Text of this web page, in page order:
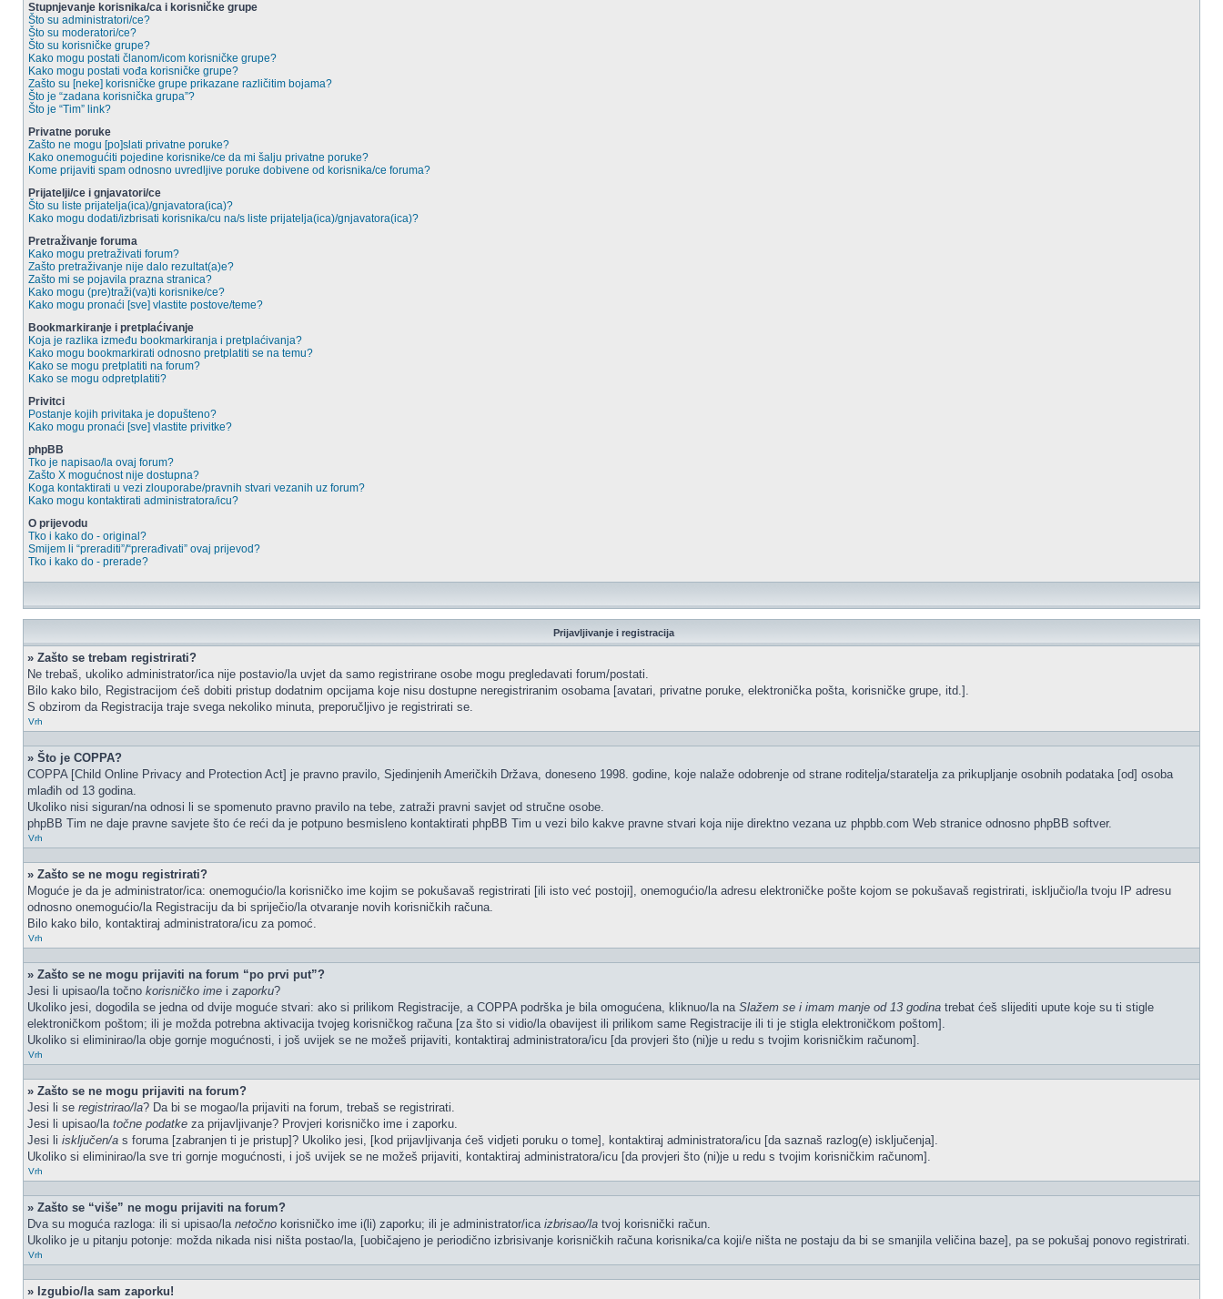
Stupnjevanje korisnika/ca i korisničke grupe
Što su administratori/ce?
Što su moderatori/ce?
Što su korisničke grupe?
Kako mogu postati članom/icom korisničke grupe?
Kako mogu postati vođa korisničke grupe?
Zašto su [neke] korisničke grupe prikazane različitim bojama?
Što je “zadana korisnička grupa”?
Što je “Tim” link?
Privatne poruke
Zašto ne mogu [po]slati privatne poruke?
Kako onemogućiti pojedine korisnike/ce da mi šalju privatne poruke?
Kome prijaviti spam odnosno uvredljive poruke dobivene od korisnika/ce foruma?
Prijatelji/ce i gnjavatori/ce
Što su liste prijatelja(ica)/gnjavatora(ica)?
Kako mogu dodati/izbrisati korisnika/cu na/s liste prijatelja(ica)/gnjavatora(ica)?
Pretraživanje foruma
Kako mogu pretraživati forum?
Zašto pretraživanje nije dalo rezultat(a)e?
Zašto mi se pojavila prazna stranica?
Kako mogu (pre)traži(va)ti korisnike/ce?
Kako mogu pronaći [sve] vlastite postove/teme?
Bookmarkiranje i pretplaćivanje
Koja je razlika između bookmarkiranja i pretplaćivanja?
Kako mogu bookmarkirati odnosno pretplatiti se na temu?
Kako se mogu pretplatiti na forum?
Kako se mogu odpretplatiti?
Privitci
Postanje kojih privitaka je dopušteno?
Kako mogu pronaći [sve] vlastite privitke?
phpBB
Tko je napisao/la ovaj forum?
Zašto X mogućnost nije dostupna?
Koga kontaktirati u vezi zlouporabe/pravnih stvari vezanih uz forum?
Kako mogu kontaktirati administratora/icu?
O prijevodu
Tko i kako do - original?
Smijem li “preraditi”/“prerađivati” ovaj prijevod?
Tko i kako do - prerade?
Prijavljivanje i registracija
» Zašto se trebam registrirati?
Ne trebaš, ukoliko administrator/ica nije postavio/la uvjet da samo registrirane osobe mogu pregledavati forum/postati.
Bilo kako bilo, Registracijom ćeš dobiti pristup dodatnim opcijama koje nisu dostupne neregistriranim osobama [avatari, privatne poruke, elektronička pošta, korisničke grupe, itd.].
S obzirom da Registracija traje svega nekoliko minuta, preporučljivo je registrirati se.
Vrh
» Što je COPPA?
COPPA [Child Online Privacy and Protection Act] je pravno pravilo, Sjedinjenih Američkih Država, doneseno 1998. godine, koje nalaže odobrenje od strane roditelja/staratelja za prikupljanje osobnih podataka [od] osoba
mlađih od 13 godina.
Ukoliko nisi siguran/na odnosi li se spomenuto pravno pravilo na tebe, zatraži pravni savjet od stručne osobe.
phpBB Tim ne daje pravne savjete što će reći da je potpuno besmisleno kontaktirati phpBB Tim u vezi bilo kakve pravne stvari koja nije direktno vezana uz phpbb.com Web stranice odnosno phpBB softver.
Vrh
» Zašto se ne mogu registrirati?
Moguće je da je administrator/ica: onemogućio/la korisničko ime kojim se pokušavaš registrirati [ili isto već postoji], onemogućio/la adresu elektroničke pošte kojom se pokušavaš registrirati, isključio/la tvoju IP adresu
odnosno onemogućio/la Registraciju da bi spriječio/la otvaranje novih korisničkih računa.
Bilo kako bilo, kontaktiraj administratora/icu za pomoć.
Vrh
» Zašto se ne mogu prijaviti na forum “po prvi put”?
Jesi li upisao/la točno korisničko ime i zaporku?
Ukoliko jesi, dogodila se jedna od dvije moguće stvari: ako si prilikom Registracije, a COPPA podrška je bila omogućena, kliknuo/la na Slažem se i imam manje od 13 godina trebat ćeš slijediti upute koje su ti stigle
elektroničkom poštom; ili je možda potrebna aktivacija tvojeg korisničkog računa [za što si vidio/la obavijest ili prilikom same Registracije ili ti je stigla elektroničkom poštom].
Ukoliko si eliminirao/la obje gornje mogućnosti, i još uvijek se ne možeš prijaviti, kontaktiraj administratora/icu [da provjeri što (ni)je u redu s tvojim korisničkim računom].
Vrh
» Zašto se ne mogu prijaviti na forum?
Jesi li se registrirao/la? Da bi se mogao/la prijaviti na forum, trebaš se registrirati.
Jesi li upisao/la točne podatke za prijavljivanje? Provjeri korisničko ime i zaporku.
Jesi li isključen/a s foruma [zabranjen ti je pristup]? Ukoliko jesi, [kod prijavljivanja ćeš vidjeti poruku o tome], kontaktiraj administratora/icu [da saznaš razlog(e) isključenja].
Ukoliko si eliminirao/la sve tri gornje mogućnosti, i još uvijek se ne možeš prijaviti, kontaktiraj administratora/icu [da provjeri što (ni)je u redu s tvojim korisničkim računom].
Vrh
» Zašto se “više” ne mogu prijaviti na forum?
Dva su moguća razloga: ili si upisao/la netočno korisničko ime i(li) zaporku; ili je administrator/ica izbrisao/la tvoj korisnički račun.
Ukoliko je u pitanju potonje: možda nikada nisi ništa postao/la, [uobičajeno je periodično izbrisivanje korisničkih računa korisnika/ca koji/e ništa ne postaju da bi se smanjila veličina baze], pa se pokušaj ponovo registrirati.
Vrh
» Izgubio/la sam zaporku!